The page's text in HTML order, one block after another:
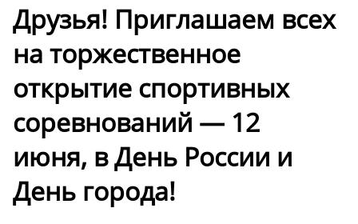
Друзья! Приглашаем всех
на торжественное
открытие спортивных
соревнований — 12
июня, в День России и
День города!